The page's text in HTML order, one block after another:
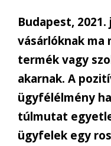
Budapest,
vásárlóknak ma
termék vagy
akarnak. A
ügyfélélmény
túlmutat
ügyfelek egy